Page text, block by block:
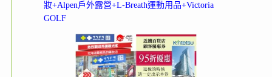
妝+Alpen戶外露營+L-Breath運動用品+Victoria
GOLF